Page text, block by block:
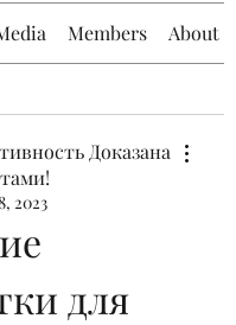
Members About
Доказана
2023
для